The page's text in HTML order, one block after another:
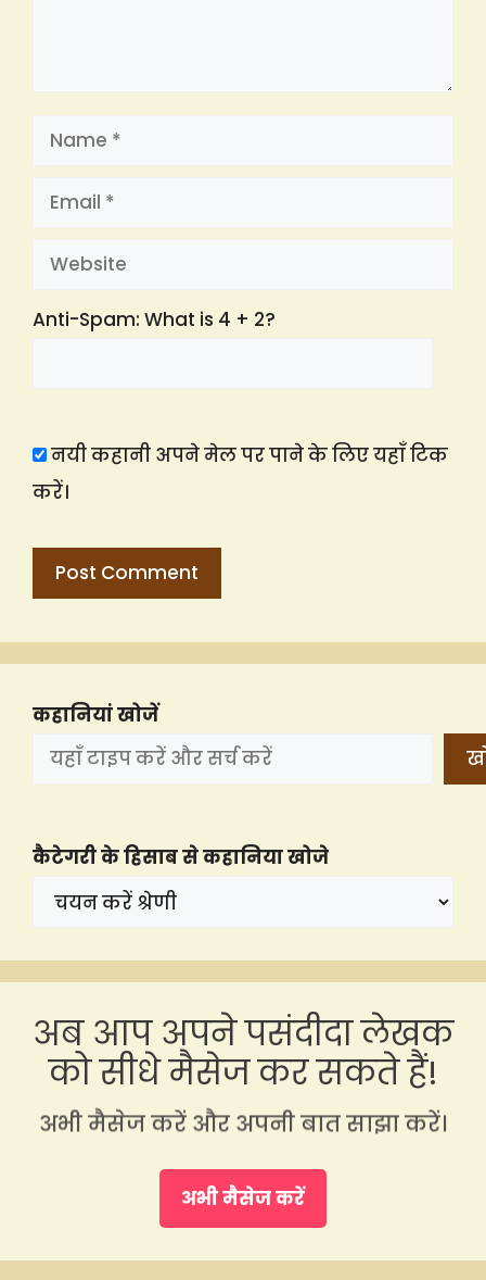
Name
Email
Website
Anti-Spam: What is 4 + 2?
नयी कहानी अपने मेल पर पाने के लिए यहाँ टिक
करें।
कहानियां खोजें
कैटेगरी के हिसाब से कहानिया खोजे
अब आप अपने पसंदीदा लेखक
को सीधे मैसेज कर सकते हैं!
अभी मैसेज करें और अपनी बात साझा करें।
अभी मैसेज करें